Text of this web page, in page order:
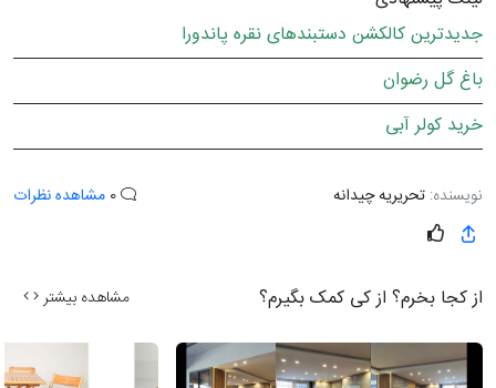
جدیدترین کالکشن دستبندهای نقره پاندورا
باغ گل رضوان
خرید کولر آبی
نویسنده: تحریریه چیدانه مشاهده نظرات
از کجا بخرم؟ از کی کمک بگیرم؟ مشاهده بیشتر